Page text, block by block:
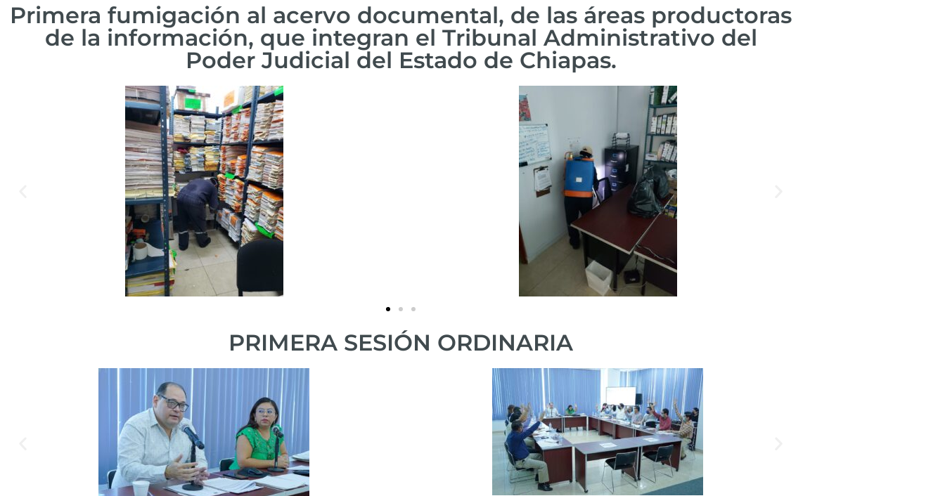
Primera fumigación al acervo documental, de las áreas productoras
de la información, que integran el Tribunal Administrativo del
Poder Judicial del Estado de Chiapas.
PRIMERA SESIÓN ORDINARIA